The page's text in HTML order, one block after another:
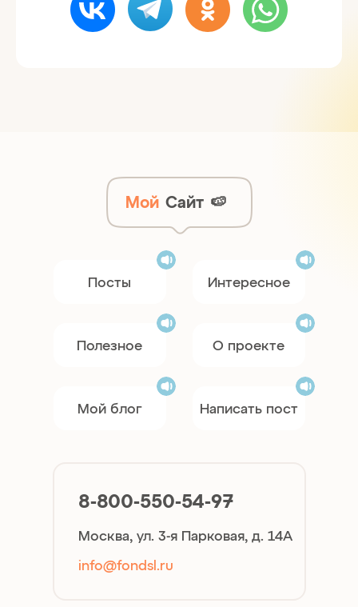
Мой Сайт 🍉
Посты Интересное
Полезное О проекте
Мой блог Написать пост
8-800-550-54-97
Москва, ул. 3-я Парковая, д. 14А
info@fondsl.ru